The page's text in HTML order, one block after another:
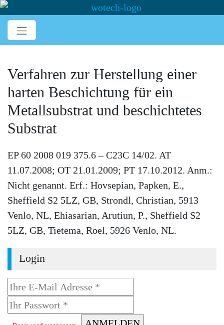
Verfahren zur Herstellung einer
harten Beschichtung für ein
Metallsubstrat und beschichtetes
Substrat
EP 60 2008 019 375.6 – C23C 14/02. AT
11.07.2008; OT 21.01.2009; PT 17.10.2012. Anm.:
Nicht genannt. Erf.: Hovsepian, Papken, E.,
Sheffield S2 5LZ, GB, Strondl, Christian, 5913
Venlo, NL, Ehiasarian, Arutiun, P., Sheffield S2
5LZ, GB, Tietema, Roel, 5926 Venlo, NL.
Login